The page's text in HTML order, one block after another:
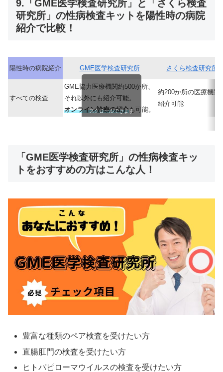
9.「GME医学検査研究所」と「さくら検査
研究所」の性病検査キットを陽性時の病院
紹介で比較！
陽性時の病院紹介 GME医学検査研究所 さくら検査研究所
すべての検査
GME協力医療機関約500か所、
それ以外にも紹介可能。
オンライン診療の紹介も可能。
約200か所の医療機関
紹介可能
スクロールできます
「GME医学検査研究所」の性病検査キッ
トをおすすめの方はこんな人！
豊富な種類のペア検査を受けたい方
直腸肛門の検査を受けたい方
ヒトパピローマウイルスの検査を受けたい方